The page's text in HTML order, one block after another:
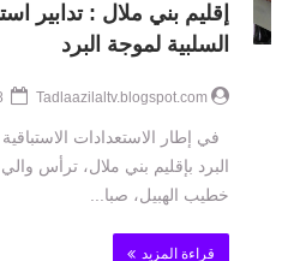
إقليم بني ملال : تدابير
السلبية لموجة البرد
Tadlaazilaltv.blogspot.com
في إطار الاستعدادات
البرد بإقليم بني ملال، ترأس
خطيب الهبيل، صبا...
قراءة المزيد